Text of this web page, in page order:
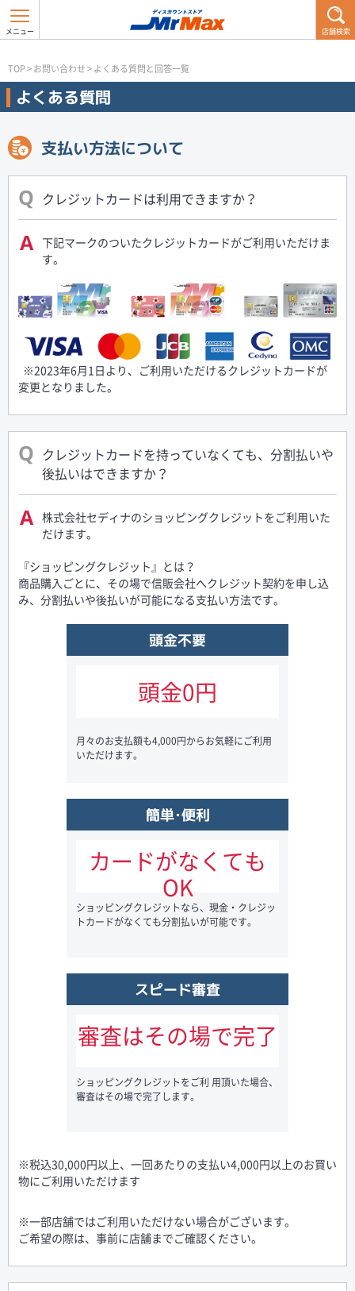
店舗検索
TOP>お問い合わせ>よくある質問と回答一覧
よくある質問
支払い方法について
クレジットカードは利用できますか？
下記マークのついたクレジットカードがご利用いただけま
す。
※2023年6月1日より、ご利用いただけるクレジットカードが
変更となりました。
クレジットカードを持っていなくても、分割払いや
後払いはできますか？
株式会社セディナのショッピングクレジットをご利用いた
だけます。
『ショッピングクレジット』とは？
商品購入ごとに、その場で信販会社へクレジット契約を申し込
み、分割払いや後払いが可能になる支払い方法です。
頭金不要
頭金0円
月々のお支払額も4,000円からお気軽にご利用
いただけます。
簡単･便利
カードがなくても
OK
ショッピングクレジットなら、現金・クレジッ
トカードがなくても分割払いが可能です。
スピード審査
審査はその場で完了
ショッピングクレジットをご利 用頂いた場合、
審査はその場で完了します。
※税込30,000円以上、一回あたりの支払い4,000円以上のお買い
物にご利用いただけます
※一部店舗ではご利用いただけない場合がございます。
ご希望の際は、事前に店舗までご確認ください。